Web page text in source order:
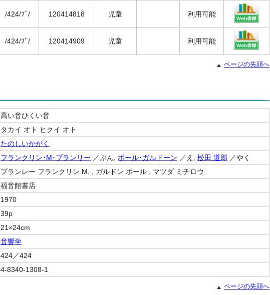
/424/ﾌﾞ/ 120414818 児童 利用可能
/424/ﾌﾞ/ 120414909 児童 利用可能
ページの先頭へ
高い音ひくい音
タカイ オト ヒクイ オト
たのしいかがく
フランクリン･M･ブランリー ／ぶん, ポール･ガルドーン ／え, 松田 道郎 ／やく
ブランレー フランクリン M. , ガルドン ポール , マツダ ミチロウ
福音館書店
1970
39p
21×24cm
音響学
424／424
4-8340-1308-1
ページの先頭へ